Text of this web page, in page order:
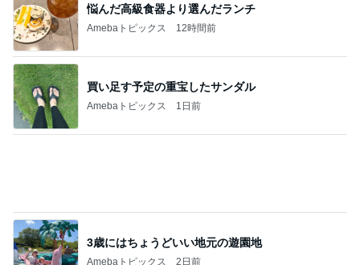
贅沢盛り合わせとぷりぷりの海老
経験を覆し2袋目に突入したご飯
Amebaトピックス 1日前